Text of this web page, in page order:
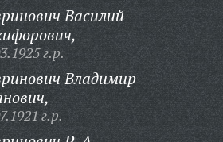
Василий
г.р.
Владимир
г.р.